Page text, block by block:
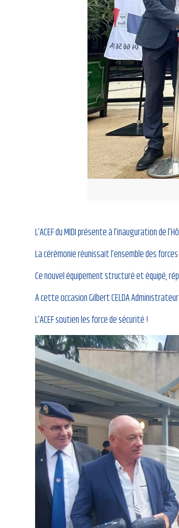
L’ACEF du MIDI présente à l’inauguration de
La cérémonie réunissait l’ensemble des
Ce nouvel équipement structuré et équipé,
A cette occasion Gilbert CELDA
L’ACEF soutien les force de sécurité !